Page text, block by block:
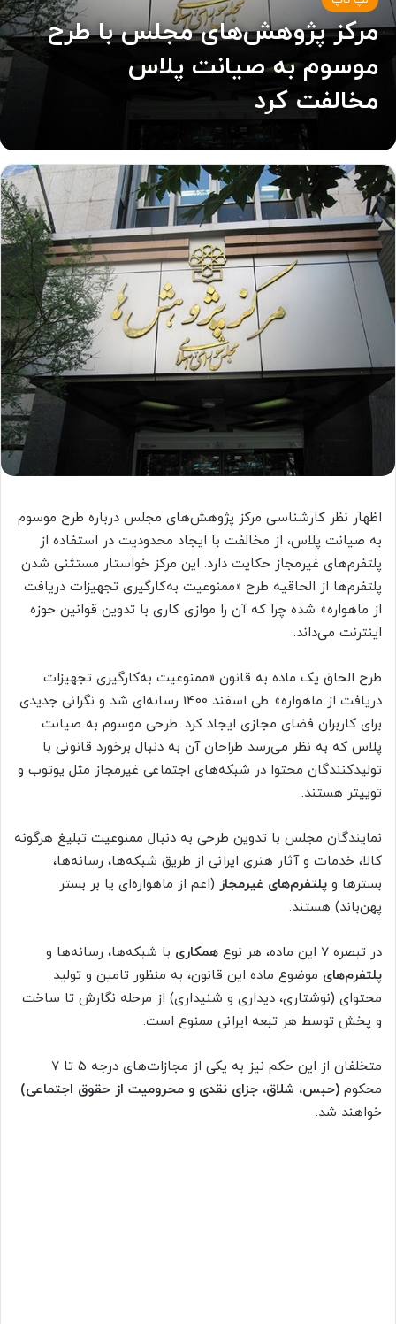
مرکز پژوهش‌های مجلس با طرح
موسوم به صیانت پلاس
مخالفت کرد
اظهار نظر کارشناسی مرکز پژوهش‌های مجلس درباره طرح موسوم
به صیانت پلاس، از مخالفت با ایجاد محدودیت در استفاده از
پلتفرم‌های غیرمجاز حکایت دارد. این مرکز خواستار مستثنی شدن
پلتفرم‌ها از الحاقیه طرح «ممنوعیت به‌کارگیری تجهیزات دریافت
از ماهواره» شده چرا که آن را موازی کاری با تدوین قوانین حوزه
اینترنت می‌داند.
طرح الحاق یک ماده به قانون «ممنوعیت به‌کارگیری تجهیزات
دریافت از ماهواره» طی اسفند 1400 رسانه‌ای شد و نگرانی جدیدی
برای کاربران فضای مجازی ایجاد کرد. طرحی موسوم به صیانت
پلاس که به نظر می‌رسد طراحان آن به دنبال برخورد قانونی با
تولیدکنندگان محتوا در شبکه‌های اجتماعی غیرمجاز مثل یوتوب و
توییتر هستند.
نمایندگان مجلس با تدوین طرحی به دنبال ممنوعیت تبلیغ هرگونه
کالا، خدمات و آثار هنری ایرانی از طریق شبکه‌ها، رسانه‌ها،
بسترها و پلتفرم‌های غیرمجاز (اعم از ماهواره‌ای یا بر بستر
پهن‌باند) هستند.
در تبصره 7 این ماده، هر نوع همکاری با شبکه‌ها، رسانه‌ها و
پلتفرم‌های موضوع ماده این قانون، به منظور تامین و تولید
محتوای (نوشتاری، دیداری و شنیداری) از مرحله نگارش تا ساخت
و پخش توسط هر تبعه ایرانی ممنوع است.
متخلفان از این حکم نیز به یکی از مجازات‌های درجه 5 تا 7
محکوم (حبس، شلاق، جزای نقدی و محرومیت از حقوق اجتماعی)
خواهند شد.